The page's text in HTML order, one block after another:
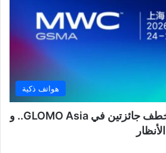
هواتف ذكية
Honor Magic V6 يخطف جائزتين في GLOMO Asia.. و